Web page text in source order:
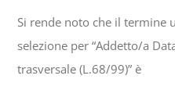
Si rende noto che il termine
selezione per “Addetto/a
trasversale (L.68/99)” è